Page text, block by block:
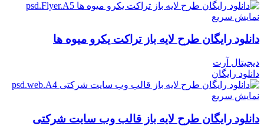
نمایش سریع
دانلود رایگان طرح لايه باز تراکت یکرو میوه ها
دیجیتال آرت
دانلود رایگان
نمایش سریع
دانلود رایگان طرح لایه باز قالب وب سایت شرکتی